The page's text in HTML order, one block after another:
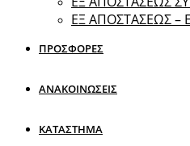
ΕΞ ΑΠΟΣΤΑΣΕΩΣ –
ΠΡΟΣΦΟΡΕΣ
ΑΝΑΚΟΙΝΩΣΕΙΣ
ΚΑΤΑΣΤΗΜΑ